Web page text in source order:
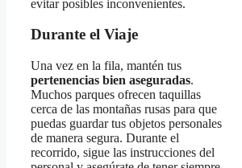
evitar posibles inconvenientes.
Durante el Viaje
Una vez en la fila, mantén tus
pertenencias bien aseguradas.
Muchos parques ofrecen taquillas
cerca de las montañas rusas para que
puedas guardar tus objetos personales
de manera segura. Durante el
recorrido, sigue las instrucciones del